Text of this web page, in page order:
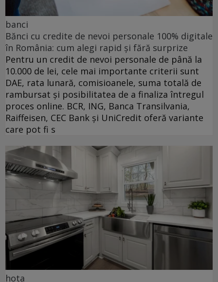
banci
Bănci cu credite de nevoi personale 100% digitale
în România: cum alegi rapid și fără surprize
Pentru un credit de nevoi personale de până la
10.000 de lei, cele mai importante criterii sunt
DAE, rata lunară, comisioanele, suma totală de
rambursat și posibilitatea de a finaliza întregul
proces online. BCR, ING, Banca Transilvania,
Raiffeisen, CEC Bank și UniCredit oferă variante
care pot fi s
hota